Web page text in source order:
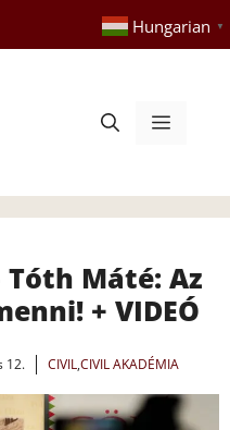
Hungarian ▼
Menü
Máté: Az
+ VIDEÓ
12. CIVIL,CIVIL AKADÉMIA